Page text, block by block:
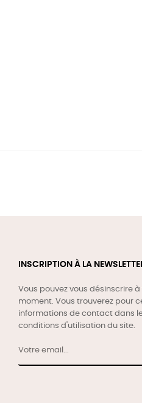
INSCRIPTION À LA
Vous pouvez vous désinscrire
moment. Vous trouverez pour
informations de contact dans
conditions d'utilisation du site.